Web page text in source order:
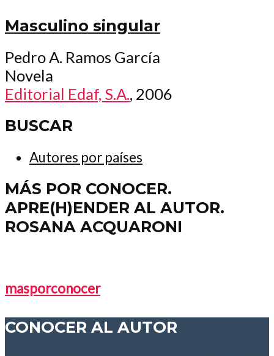
Masculino singular
Pedro A. Ramos García
Novela
Editorial Edaf, S.A., 2006
BUSCAR
Autores por países
MÁS POR CONOCER.
APRE(H)ENDER AL AUTOR.
ROSANA ACQUARONI
masporconocer
CONOCER AL AUTOR